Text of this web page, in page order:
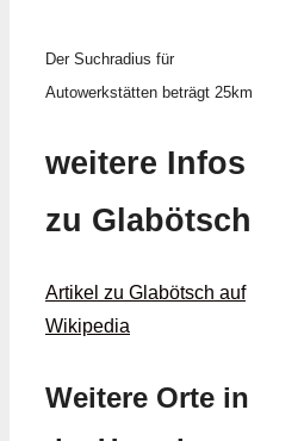
Der Suchradius für
Autowerkstätten beträgt 25km
weitere Infos
zu Glabötsch
Artikel zu Glabötsch auf
Wikipedia
Weitere Orte in